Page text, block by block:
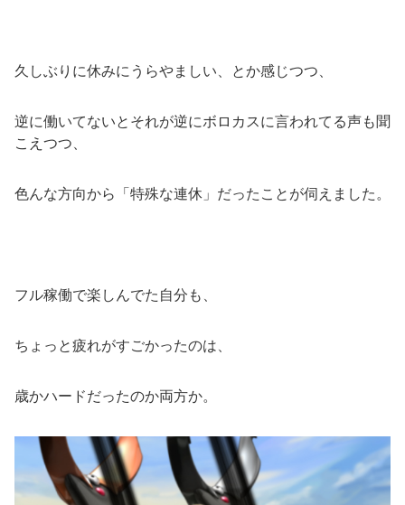
久しぶりに休みにうらやましい、とか感じつつ、
逆に働いてないとそれが逆にボロカスに言われてる声も聞
こえつつ、
色んな方向から「特殊な連休」だったことが伺えました。
フル稼働で楽しんでた自分も、
ちょっと疲れがすごかったのは、
歳かハードだったのか両方か。